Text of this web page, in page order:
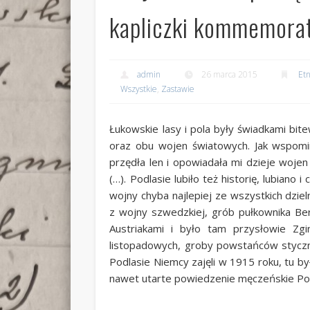
kapliczki
admin 26 marca 2015
Wszystkie, Zastawie
Łukowskie lasy i pola były świadkami
oraz obu wojen światowych. Jak
przędła len i opowiadała mi dzieje
(…). Podlasie lubiło też historię, lubiano
wojny chyba najlepiej ze wszystkich
z wojny szwedzkiej, grób pułkownika
Austriakami i było tam przysłowie
listopadowych, groby powstańców
Podlasie Niemcy zajęli w 1915 roku, tu
nawet utarte powiedzenie męczeńskie